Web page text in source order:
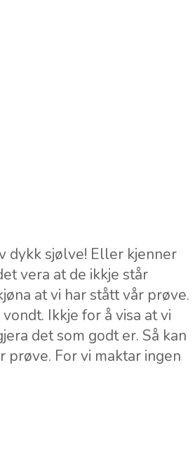
dykk sjølve! Eller kjenner
vera at de ikkje står
at vi har stått vår prøve.
Ikkje for å visa at vi
det som godt er. Så kan
prøve. For vi maktar ingen